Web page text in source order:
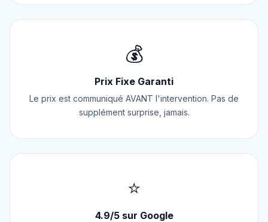
💰
Prix Fixe Garanti
Le prix est communiqué AVANT l'intervention. Pas de
supplément surprise, jamais.
⭐
4.9/5 sur Google